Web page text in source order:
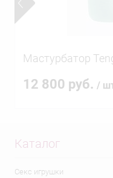
Мастурбатор
12 800 руб. /
Каталог
Секс игрушки